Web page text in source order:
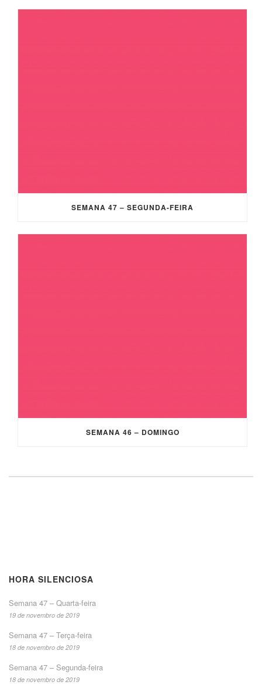
SEMANA 47 – SEGUNDA-FEIRA
SEMANA 46 – DOMINGO
HORA SILENCIOSA
Semana 47 – Quarta-feira
19 de novembro de 2019
Semana 47 – Terça-feira
18 de novembro de 2019
Semana 47 – Segunda-feira
18 de novembro de 2019